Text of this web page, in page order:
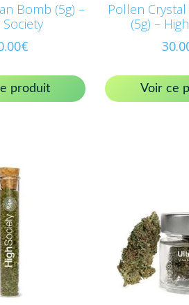
Bomb (5g) –
Society
€
produit
Pollen
(5g) –
Voir ce